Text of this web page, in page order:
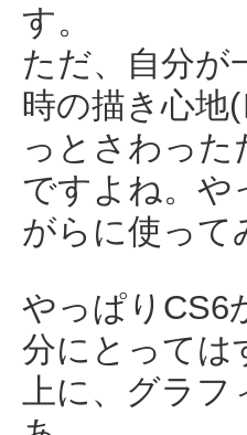
す。
ただ、自分が
時の描き心地
っとさわっ
ですよね。や
がらに使って
やっぱりCS6
分にとっては
上に、グラ